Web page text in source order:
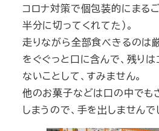
コロナ対策で個包装的にまる
半分に切ってくれてた）。
走りながら全部食べきるのは
をぐぐっと口に含んで、残りは
ないことして、すみません。
他のお菓子などは口の中でも
しまうので、手を出しませんで